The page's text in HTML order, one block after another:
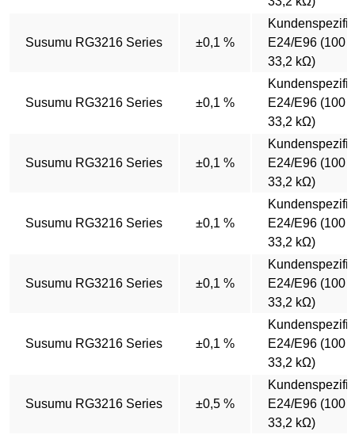
Susumu RG3216 Series ±0,1 %
E24/E96 (100
33,2 kΩ)
Susumu RG3216 Series ±0,1 %
E24/E96 (100
33,2 kΩ)
Susumu RG3216 Series ±0,1 %
E24/E96 (100
33,2 kΩ)
Susumu RG3216 Series ±0,1 %
E24/E96 (100
33,2 kΩ)
Susumu RG3216 Series ±0,1 %
E24/E96 (100
33,2 kΩ)
Susumu RG3216 Series ±0,1 %
E24/E96 (100
33,2 kΩ)
Susumu RG3216 Series ±0,5 %
E24/E96 (100
33,2 kΩ)